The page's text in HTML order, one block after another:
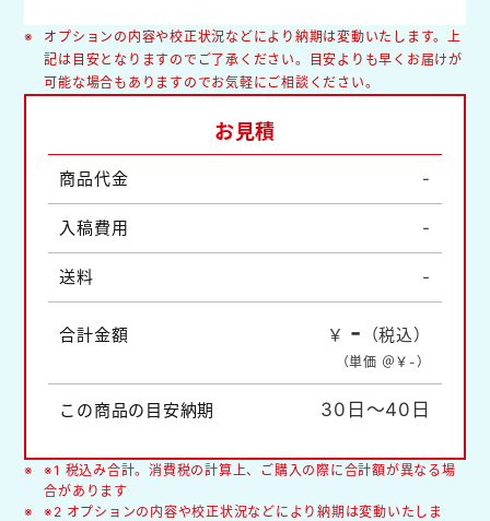
オプションの内容や校正状況などにより納期は変動いたします。上
記は目安となりますのでご了承ください。目安よりも早くお届けが
可能な場合もありますのでお気軽にご相談ください。
お見積
商品代金 -
入稿費用 -
送料 -
合計金額 ￥ - （税込）
（単価 ＠￥-）
この商品の目安納期 30日～40日
※1 税込み合計。消費税の計算上、ご購入の際に合計額が異なる場
合があります
※2 オプションの内容や校正状況などにより納期は変動いたしま